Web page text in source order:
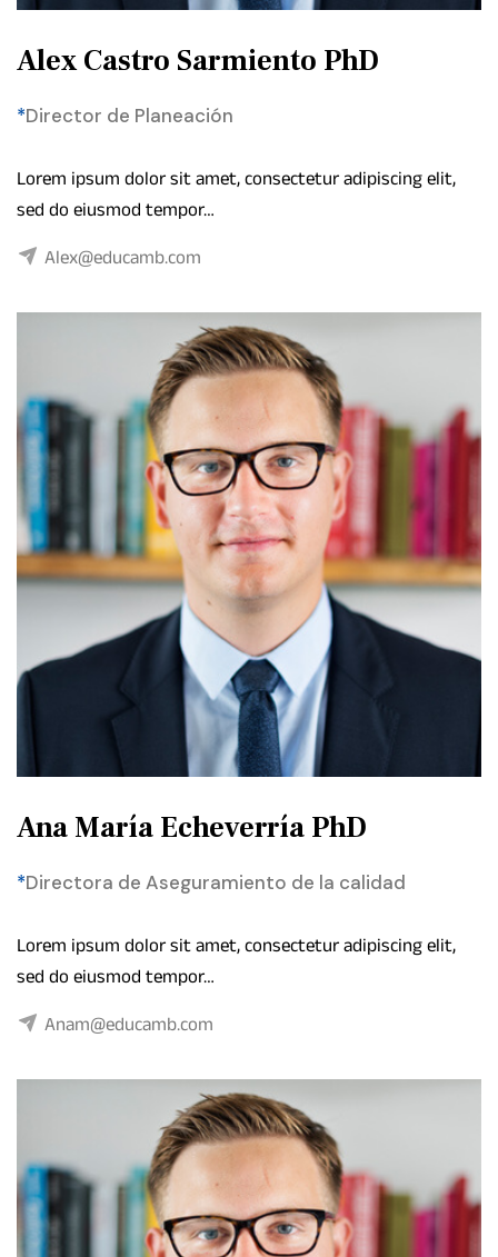
Alex Castro Sarmiento PhD
*Director de Planeación
Lorem ipsum dolor sit amet, consectetur adipiscing elit,
sed do eiusmod tempor…
Alex@educamb.com
Ana María Echeverría PhD
*Directora de Aseguramiento de la calidad
Lorem ipsum dolor sit amet, consectetur adipiscing elit,
sed do eiusmod tempor…
Anam@educamb.com